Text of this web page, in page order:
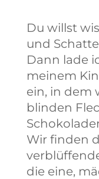
Du willst
und
Dann lade
meinem
ein, in dem
blinden
Wir finden
die eine,